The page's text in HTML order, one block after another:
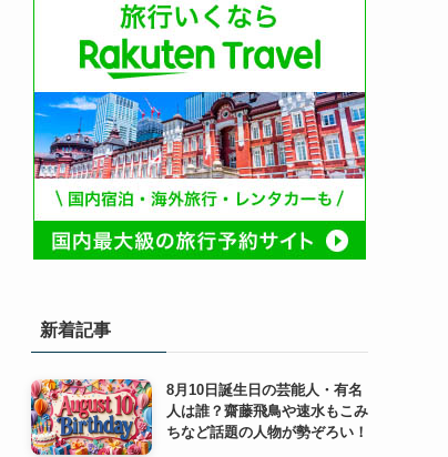
新着記事
8月10日誕生日の芸能人・有名
人は誰？齋藤飛鳥や速水もこみ
ちなど話題の人物が勢ぞろい！